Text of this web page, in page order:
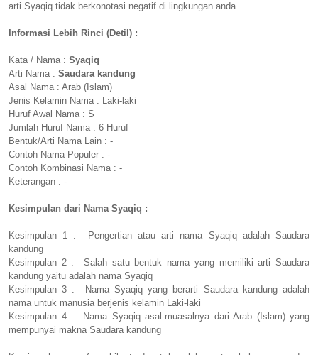
arti Syaqiq tidak berkonotasi negatif di lingkungan anda.
Informasi Lebih Rinci (Detil) :
Kata / Nama : Syaqiq
Arti Nama : Saudara kandung
Asal Nama : Arab (Islam)
Jenis Kelamin Nama : Laki-laki
Huruf Awal Nama : S
Jumlah Huruf Nama : 6 Huruf
Bentuk/Arti Nama Lain : -
Contoh Nama Populer : -
Contoh Kombinasi Nama : -
Keterangan : -
Kesimpulan dari Nama Syaqiq :
Kesimpulan 1 : Pengertian atau arti nama Syaqiq adalah Saudara
kandung
Kesimpulan 2 : Salah satu bentuk nama yang memiliki arti Saudara
kandung yaitu adalah nama Syaqiq
Kesimpulan 3 : Nama Syaqiq yang berarti Saudara kandung adalah
nama untuk manusia berjenis kelamin Laki-laki
Kesimpulan 4 : Nama Syaqiq asal-muasalnya dari Arab (Islam) yang
mempunyai makna Saudara kandung